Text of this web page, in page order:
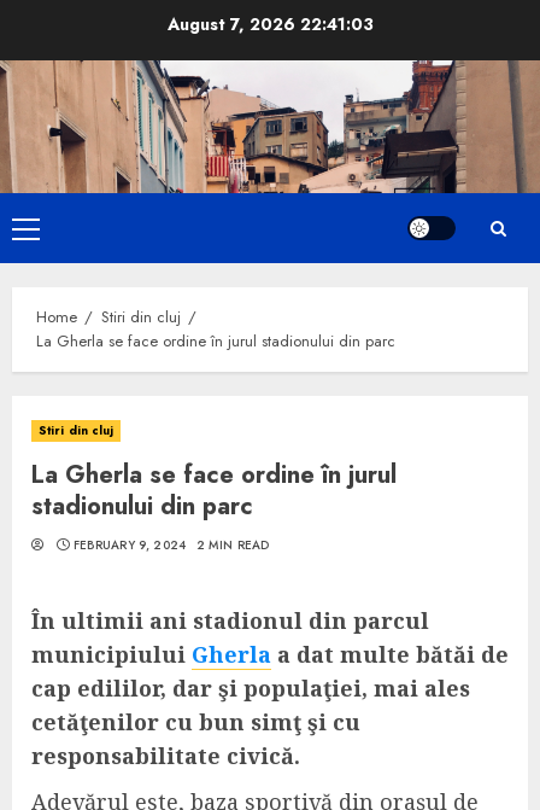
content
August 7, 2026 22:41:03
Primary
Menu
Home
Stiri din cluj
La Gherla se face ordine în jurul stadionului din parc
Stiri din cluj
La Gherla se face ordine în jurul
stadionului din parc
FEBRUARY 9, 2024 2 MIN READ
În ultimii ani stadionul din parcul
municipiului Gherla a dat multe bătăi de
cap edililor, dar şi populaţiei, mai ales
cetăţenilor cu bun simţ şi cu
responsabilitate civică.
Adevărul este, baza sportivă din oraşul de